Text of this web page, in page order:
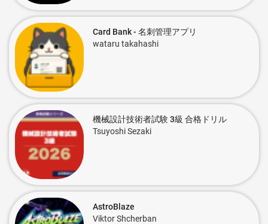
Card Bank - 名刺管理アプリ
wataru takahashi
機械設計技術者試験 3級 合格ドリル
Tsuyoshi Sezaki
AstroBlaze
Viktor Shcherban